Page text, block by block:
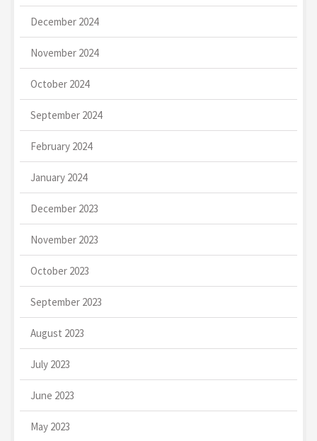
December 2024
November 2024
October 2024
September 2024
February 2024
January 2024
December 2023
November 2023
October 2023
September 2023
August 2023
July 2023
June 2023
May 2023